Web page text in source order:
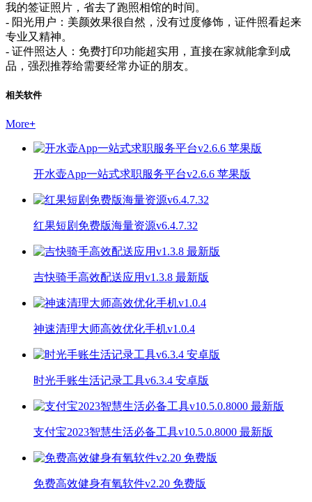
我的签证照片，省去了跑照相馆的时间。
- 阳光用户：美颜效果很自然，没有过度修饰，证件照看起来
专业又精神。
- 证件照达人：免费打印功能超实用，直接在家就能拿到成
品，强烈推荐给需要经常办证的朋友。
相关软件
More+
开水壶App一站式求职服务平台v2.6.6 苹果版
红果短剧免费版海量资源v6.4.7.32
吉快骑手高效配送应用v1.3.8 最新版
神速清理大师高效优化手机v1.0.4
时光手账生活记录工具v6.3.4 安卓版
支付宝2023智慧生活必备工具v10.5.0.8000 最新版
免费高效健身有氧软件v2.20 免费版